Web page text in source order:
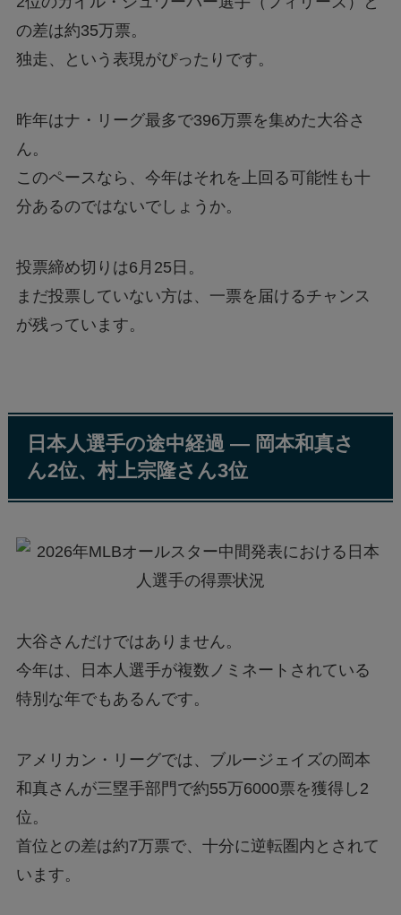
の差は約35万票。
独走、という表現がぴったりです。
昨年はナ・リーグ最多で396万票を集めた大谷さ
ん。
このペースなら、今年はそれを上回る可能性も十
分あるのではないでしょうか。
投票締め切りは6月25日。
まだ投票していない方は、一票を届けるチャンス
が残っています。
日本人選手の途中経過 — 岡本和真さ
ん2位、村上宗隆さん3位
大谷さんだけではありません。
今年は、日本人選手が複数ノミネートされている
特別な年でもあるんです。
アメリカン・リーグでは、ブルージェイズの岡本
和真さんが三塁手部門で約55万6000票を獲得し2
位。
首位との差は約7万票で、十分に逆転圏内とされて
います。